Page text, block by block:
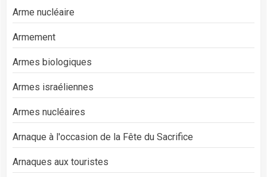
Arme nucléaire
Armement
Armes biologiques
Armes israéliennes
Armes nucléaires
Arnaque à l'occasion de la Fête du Sacrifice
Arnaques aux touristes